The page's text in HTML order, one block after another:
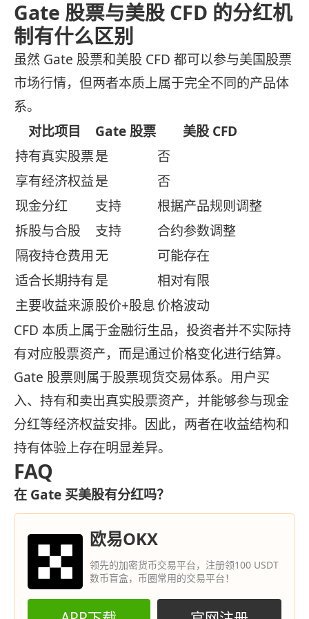
Gate 股票与美股 CFD 的分红机
制有什么区别
虽然 Gate 股票和美股 CFD 都可以参与美国股票
市场行情，但两者本质上属于完全不同的产品体
系。
对比项目
Gate 股票
美股 CFD
持有真实股票是
否
享有经济权益是
否
现金分红
支持
根据产品规则调整
拆股与合股
支持
合约参数调整
隔夜持仓费用无
可能存在
适合长期持有是
相对有限
主要收益来源股价+股息价格波动
CFD 本质上属于金融衍生品，投资者并不实际持
有对应股票资产，而是通过价格变化进行结算。
Gate 股票则属于股票现货交易体系。用户买
入、持有和卖出真实股票资产，并能够参与现金
分红等经济权益安排。因此，两者在收益结构和
持有体验上存在明显差异。
FAQ
在 Gate 买美股有分红吗？
欧易OKX
领先的加密货币交易平台，注册领100 USDT
数币盲盒，币圈常用的交易平台！